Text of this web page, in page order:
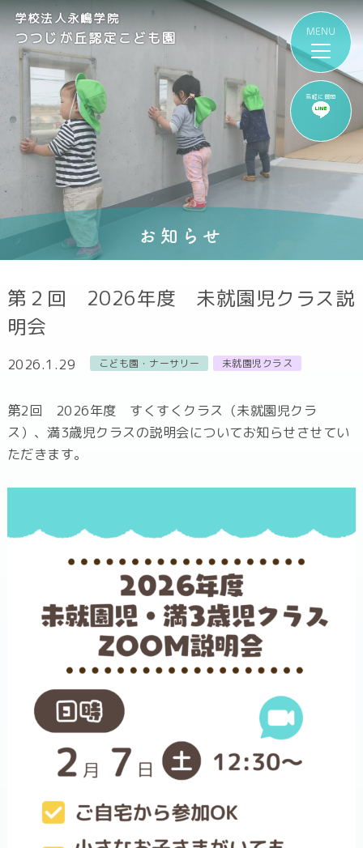
気軽に質問
学校法人永嶋学院
つつじが丘認定こども園
お知らせ
第２回 2026年度 未就園児クラス説
明会
2026.1.29 こども園・ナーサリー 未就園児クラス
第2回 2026年度 すくすくクラス（未就園児クラ
ス）、満3歳児クラスの説明会についてお知らせさせてい
ただきます。